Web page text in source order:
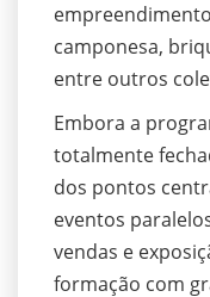
camponesa,
entre outros
Embora a
totalmente
dos pontos
eventos
vendas e
formação com